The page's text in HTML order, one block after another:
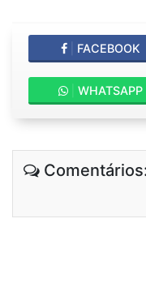
FACEBOOK
WHATSAPP